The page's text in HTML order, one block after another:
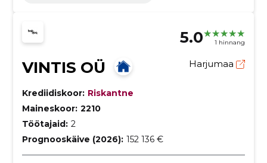
5.0 1 hinnang
VINTIS OÜ Harjumaa
Krediidiskoor: Riskantne
Maineskoor: 2210
Töötajaid: 2
Prognooskäive (2026): 152 136 €